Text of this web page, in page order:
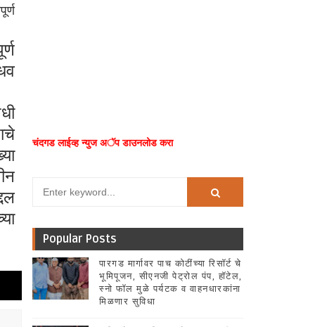
चंदगड लाईव्ह न्युज अॅप डाउनलोड करा
Popular Posts
पारगड मार्गावर पाच कोटींच्या रिसॉर्ट चे
भूमिपूजन, सीएनजी पेट्रोल पंप, हॉटेल,
स्नो फॉल मुळे पर्यटक व वाहनधारकांना
मिळणार सुविधा